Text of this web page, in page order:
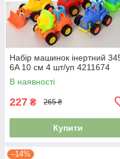
Набір машинок інертний
6A 10 см 4 шт/уп 4211674
В наявності
227 ₴ 265 ₴
Купити
–14%